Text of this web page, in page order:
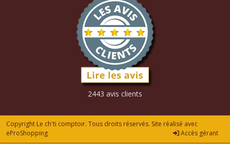
2443 avis clients
Copyright Le ch'ti comptoir. Tous droits réservés. Site réalisé avec
eProShopping
Accès gérant